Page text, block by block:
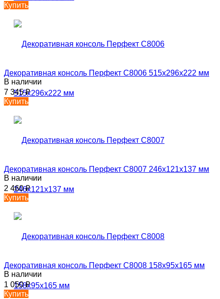
Купить
Декоративная консоль Перфект C8006 515х296х222 мм
В наличии
7 345₽
Купить
Декоративная консоль Перфект C8007 246х121х137 мм
В наличии
2 460₽
Купить
Декоративная консоль Перфект C8008 158х95х165 мм
В наличии
1 050₽
Купить